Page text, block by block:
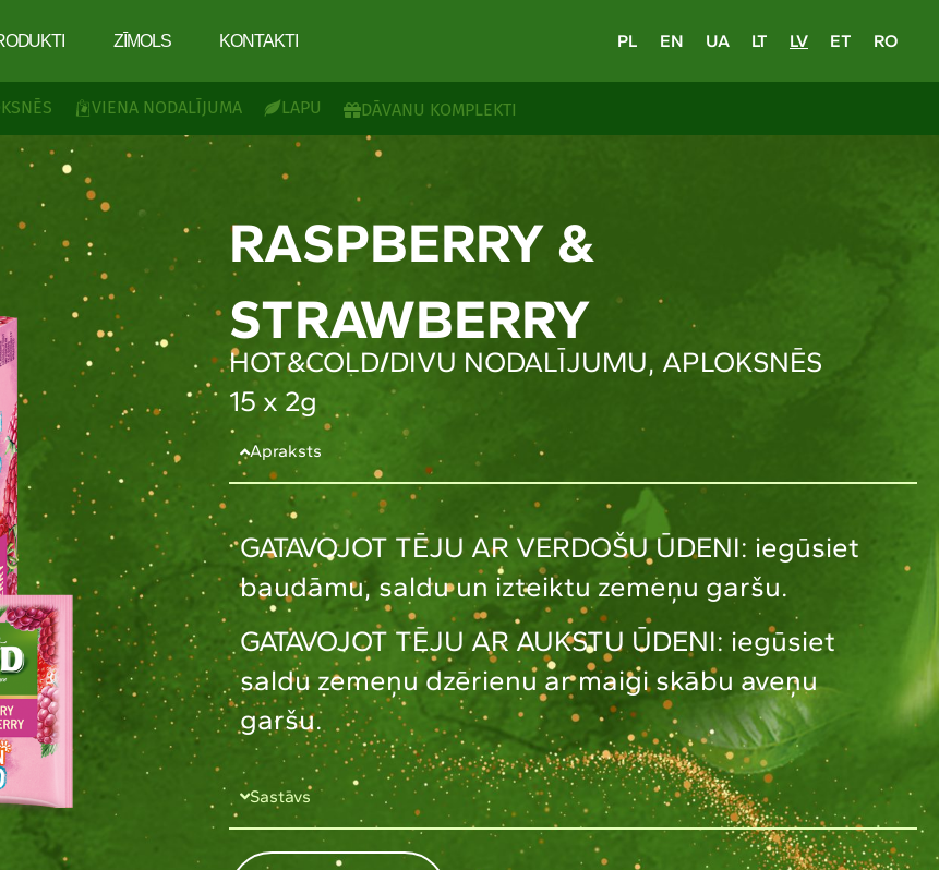
ZĪMOLS KONTAKTI PL EN UA LT LV ET RO
VIENA NODALĪJUMA LAPU DĀVANU KOMPLEKTI
RASPBERRY &
STRAWBERRY
HOT&COLD/DIVU NODALĪJUMU, APLOKSNĒS
15 x 2g
Apraksts
GATAVOJOT TĒJU AR VERDOŠU ŪDENI: iegūsiet
baudāmu, saldu un izteiktu zemeņu garšu.
GATAVOJOT TĒJU AR AUKSTU ŪDENI: iegūsiet
saldu zemeņu dzērienu ar maigi skābu aveņu
garšu.
Sastāvs